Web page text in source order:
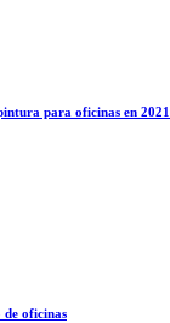
para oficinas en 2021
de oficinas